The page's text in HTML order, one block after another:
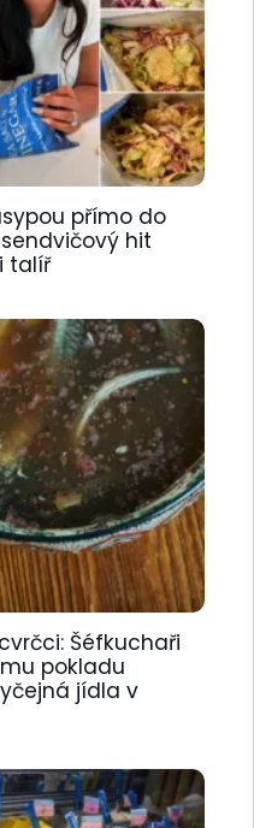
přímo do
hit
talíř
Šéfkuchaři
pokladu
jídla v